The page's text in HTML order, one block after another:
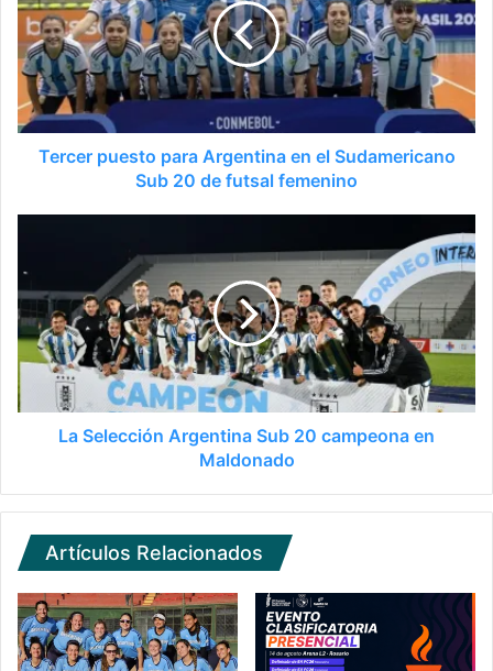
Tercer puesto para Argentina en el Sudamericano
Sub 20 de futsal femenino
La Selección Argentina Sub 20 campeona en
Maldonado
Artículos Relacionados